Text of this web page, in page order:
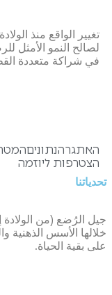
تغيير الواقع منذ الولادة
لصالح النمو الأمثل
في شراكة متعددة
האתגרהנתונים
הצטרפות ליוזמה
تحدياتنا
جيل الرُضع (من الولادة
خلالها الأسس الذهنية
على بقية الحياة.